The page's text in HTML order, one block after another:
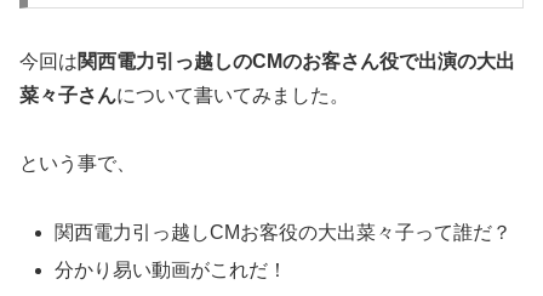
今回は関西電力引っ越しのCMのお客さん役で出演の大出
菜々子さんについて書いてみました。
という事で、
関西電力引っ越しCMお客役の大出菜々子って誰だ？
分かり易い動画がこれだ！